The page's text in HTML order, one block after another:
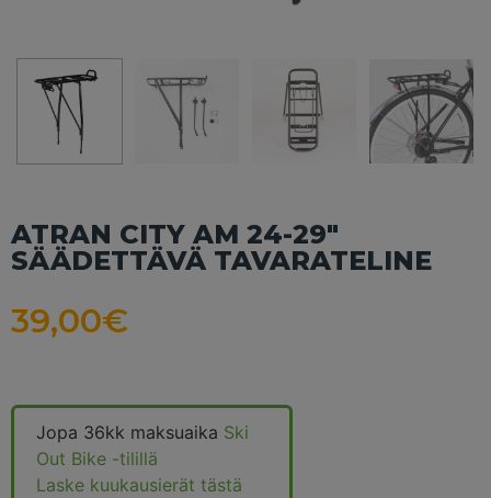
ATRAN CITY AM 24-29″
SÄÄDETTÄVÄ TAVARATELINE
39,00€
Jopa 36kk maksuaika Ski
Out Bike -tilillä
Laske kuukausierät tästä